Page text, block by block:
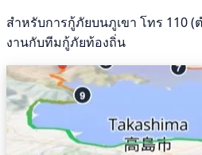
สำหรับการกู้ภัยบนภูเขา โทร 110 (
งานกับทีมกู้ภัยท้องถิ่น